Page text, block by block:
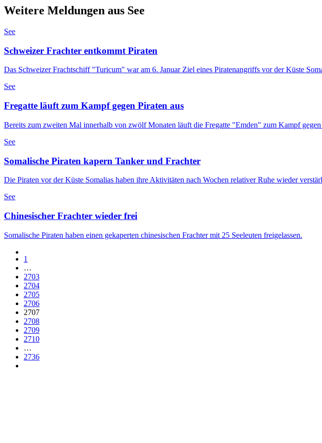
Weitere Meldungen aus See
See
Schweizer Frachter entkommt Piraten
Das Schweizer Frachtschiff "Turicum" war am 6. Januar Ziel eines Piratenangriffs vor der Küste
See
Fregatte läuft zum Kampf gegen Piraten aus
Bereits zum zweiten Mal innerhalb von zwölf Monaten läuft die Fregatte "Emden" zum Kampf
See
Somalische Piraten kapern Tanker und Frachter
Die Piraten vor der Küste Somalias haben ihre Aktivitäten nach Wochen relativer Ruhe wieder
See
Chinesischer Frachter wieder frei
Somalische Piraten haben einen gekaperten chinesischen Frachter mit 25 Seeleuten freigelassen.
1
…
2703
2704
2705
2706
2707
2708
2709
2710
…
2736